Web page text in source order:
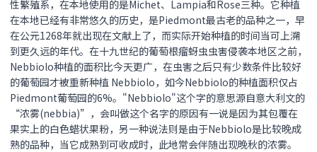
性繁殖系，在本地使用的是Michet、Lampia和Rose三种。它种植
在本地已经有非常悠久的历史，是Piedmont最古老的品种之一，早
在公元1268年就出现在文献上了，而实际开始种植的时间当可上溯
到更久远的年代。在十九世纪的葡萄根瘤蚜虫虫害侵袭本地区之前，
Nebbiolo种植的面积比今天更广，在虫害之后只有少数条件比较好
的葡萄园才被重新种植 Nebbiolo，如今Nebbiolo的种植面积仅占
Piedmont葡萄园的6%。"Nebbiolo"这个字的意思源自意大利文的
“浓雾(nebbia)”，会叫做这个名字的原因有一说是因为其包覆在
果实上的白色蜡状果粉，另一种说法则是由于Nebbiolo是比较晚成
熟的品种，当它成熟到可收成时，此地常会伴随出现晚秋的浓雾。